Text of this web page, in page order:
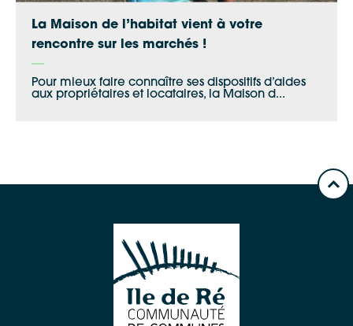
La Maison de l’habitat vient à votre
rencontre sur les marchés !
Pour mieux faire connaître ses dispositifs d’aides
aux propriétaires et locataires, la Maison d...